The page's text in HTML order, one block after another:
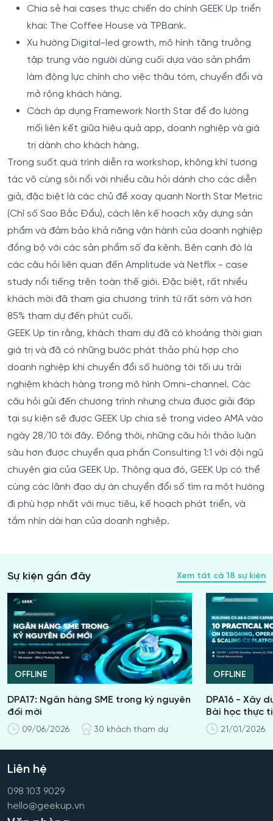
Chia sẻ hai cases thực chiến do chính GEEK Up triển
khai: The Coffee House và TPBank.
Xu hướng Digital-led growth, mô hình tăng trưởng
tập trung vào người dùng cuối dựa vào sản phẩm
làm động lực chính cho việc thâu tóm, chuyển đổi và
mở rộng khách hàng.
Cách áp dụng Framework North Star để đo lường
mối liên kết giữa hiệu quả app, doanh nghiệp và giá
trị dành cho khách hàng.
Trong suốt quá trình diễn ra workshop, không khí tương
tác vô cùng sôi nổi với nhiều câu hỏi dành cho các diễn
giả, đặc biệt là các chủ đề xoay quanh North Star Metric
(Chỉ số Sao Bắc Đẩu), cách lên kế hoạch xậy dựng sản
phẩm và đảm bảo khả năng vận hành của doanh nghiệp
đồng bộ với các sản phẩm số đa kênh. Bên cạnh đó là
các câu hỏi liên quan đến Amplitude và Netflix - case
study nổi tiếng trên toàn thế giới. Đặc biệt, rất nhiều
khách mời đã tham gia chương trình từ rất sớm và hơn
85% tham dự đến phút cuối.
GEEK Up tin rằng, khách tham dự đã có khoảng thời gian
giá trị và đã có những bước phát thảo phù hợp cho
doanh nghiệp khi chuyển đổi số hướng tới tối ưu trải
nghiệm khách hàng trong mô hình Omni-channel. Các
câu hỏi gửi đến chương trình nhưng chưa được giải đáp
tại sự kiện sẽ được GEEK Up chia sẻ trong video AMA vào
ngày 28/10 tới đây. Đồng thời, những câu hỏi thảo luận
sâu hơn được chuyển qua phần Consulting 1:1 với đội ngũ
chuyên gia của GEEK Up. Thông qua đó, GEEK Up có thể
cùng các lãnh đạo dự án chuyển đổi số tìm ra một hướng
đi phù hợp nhất với mục tiêu, kế hoạch phát triển, và
tầm nhìn dài hạn của doanh nghiệp.
Sự kiện gần đây Xem tất cả 18 sự kiện
OFFLINE
DPA17: Ngân hàng SME trong kỷ nguyên
đổi mới
09/06/2026 30 khách tham dự
OFFLINE
DPA16 - Xây
Bài học thực
- Mở rộng
21/01/2026
Liên hệ
098 103 9029
hello@geekup.vn